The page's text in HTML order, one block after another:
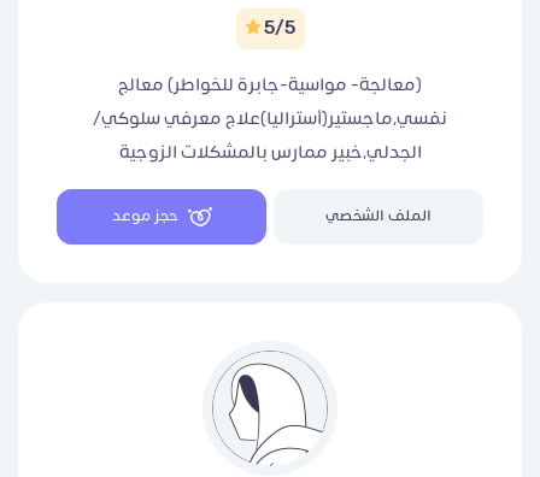
5/5
(معالجة- مواسية-جابرة للخواطر) معالج
نفسي،ماجستير(أستراليا)علاج معرفي سلوكي/
الجدلي،خبير ممارس بالمشكلات الزوجية
والعاطفية،أعالج القلق ، الهلع ،الاكتئاب، الرهاب،
واضطرابات الشخصية( الحدية- التجنبية ) وتشتت الانتباه
الملف الشخصي حجز موعد